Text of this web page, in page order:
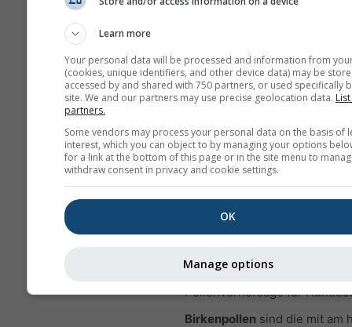
Auswirkungen auf die
Gesundheit haben kann.
NO₂ kann
gegenüber
reduzieren
NO₂ kann Probleme wie
Bronchitis verursachen
viertes Diagramm, welches
Pollenvorhersage für
Birkenpollen sind die mit am
Learn more
Your personal data will be processed and information from
(cookies, unique identifiers, and other device data) may be
accessed by and shared with 750 partners, or used specifically
site. We and our partners may use precise geolocation data.
partners.
Some vendors may process your personal data on the basis of
interest, which you can object to by managing your options
for a link at the bottom of this page or in the site menu to
withdraw consent in privacy and cookie settings.
OK
Manage options